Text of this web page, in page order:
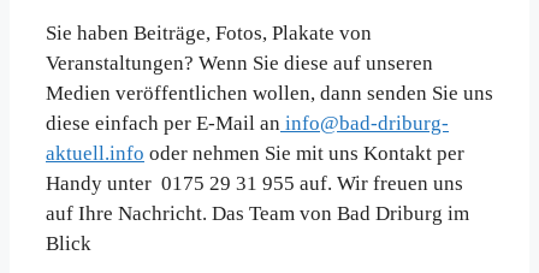
Sie haben Beiträge, Fotos, Plakate von
Veranstaltungen? Wenn Sie diese auf unseren
Medien veröffentlichen wollen, dann senden Sie uns
diese einfach per E-Mail an info@bad-driburg-
aktuell.info oder nehmen Sie mit uns Kontakt per
Handy unter 0175 29 31 955 auf. Wir freuen uns
auf Ihre Nachricht. Das Team von Bad Driburg im
Blick